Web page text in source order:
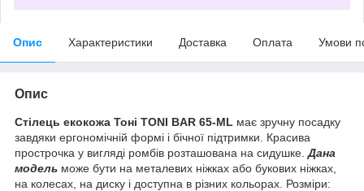
Опис Характеристики Доставка Оплата Умови
Опис
Стілець екокожа Тоні TONI BAR 65-ML має зручну посадку
завдяки ергономічній формі і бічної підтримки. Красива
прострочка у вигляді ромбів розташована на сидушке.Дана
модель може бути на металевих ніжках або букових ніжках,
на колесах, на диску і доступна в різних кольорах. Розміри: